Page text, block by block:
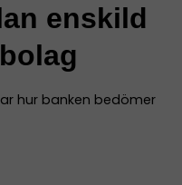
enskild
hur banken bedömer